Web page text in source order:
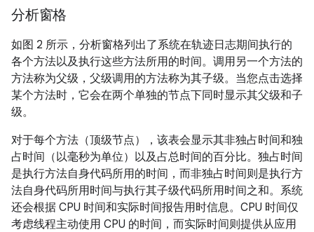
分析窗格
如图 2 所示，分析窗格列出了系统在轨迹日志期间执行的
各个方法以及执行这些方法所用的时间。调用另一个方法的
方法称为父级，父级调用的方法称为其子级。 当您点击选择
某个方法时，它会在两个单独的节点下同时显示其父级和子
级。
对于每个方法（顶级节点），该表会显示其非独占时间和独
占时间（以毫秒为单位）以及占总时间的百分比。独占时间
是执行方法自身代码所用的时间，而非独占时间则是执行方
法自身代码所用时间与执行其子级代码所用时间之和。 系统
还会根据 CPU 时间和实际时间报告用时信息。CPU 时间仅
考虑线程主动使用 CPU 的时间，而实际时间则提供从应用